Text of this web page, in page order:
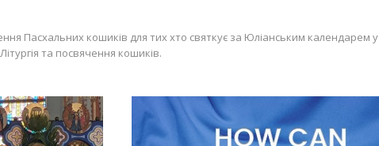
Пасхальних кошиків для тих хто святкує за Юліанським календарем у
та посвячення кошиків.